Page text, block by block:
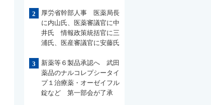
2
厚労省幹部人事 医薬局長
に内山氏、医薬審議官に中
井氏 情報政策統括官に三
浦氏、医産審議官に安藤氏
3
新薬等６製品承認へ 武田
薬品のナルコレプシータイ
プ１治療薬・オーゼイフル
錠など 第一部会が了承